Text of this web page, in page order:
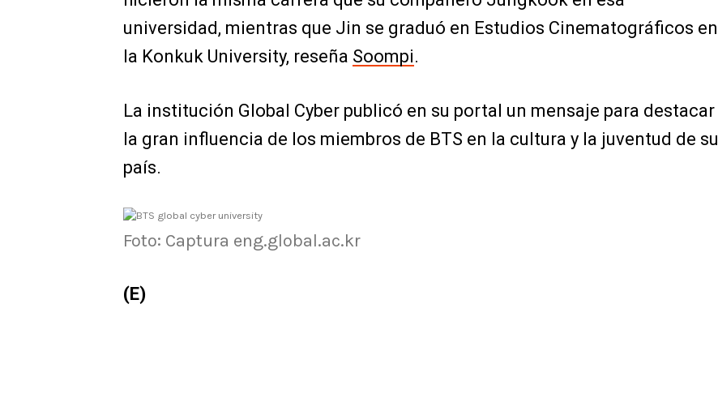
universidad, mientras que Jin se graduó en Estudios Cinematográficos en
la Konkuk University, reseña Soompi.
La institución Global Cyber publicó en su portal un mensaje para destacar
la gran influencia de los miembros de BTS en la cultura y la juventud de su
país.
Foto: Captura eng.global.ac.kr
(E)